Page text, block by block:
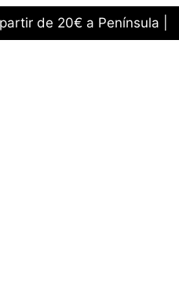
de 20€ a Península |